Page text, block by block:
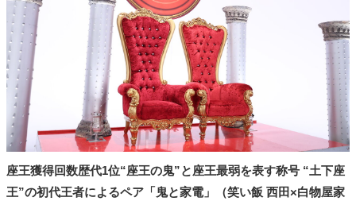
座王獲得回数歴代1位“座王の鬼”と座王最弱を表す称号 “土下座
王”の初代王者によるペア「鬼と家電」（笑い飯 西田×白物屋家